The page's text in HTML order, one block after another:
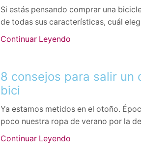
Si estás pensando comprar una
de todas sus características, cuál
Continuar Leyendo
8 consejos para salir un
bici
Ya estamos metidos en el otoño.
poco nuestra ropa de verano por la
Continuar Leyendo